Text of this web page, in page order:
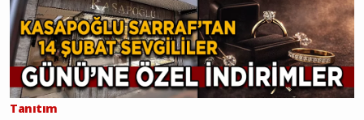
Tanıtım